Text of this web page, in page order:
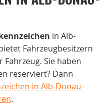
in Alb-
Fahrzeugbesitzern
Fahrzeug. Sie haben
reserviert? Dann
in Alb-Donau-
.